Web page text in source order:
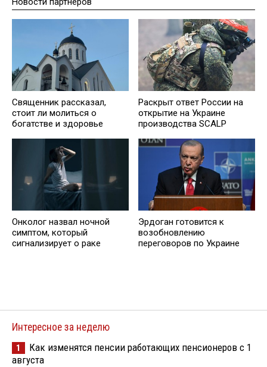
Священник рассказал,
стоит ли молиться о
богатстве и здоровье
Раскрыт ответ России на
открытие на Украине
производства SCALP
Онколог назвал ночной
симптом, который
сигнализирует о раке
Эрдоган готовится к
возобновлению
переговоров по Украине
Интересное за неделю
1
Как изменятся пенсии работающих пенсионеров с 1
августа